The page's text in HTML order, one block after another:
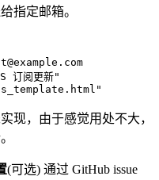
指定邮箱。
订阅更新"
现，由于感觉用处不大，
(可选) 通过 GitHub issue